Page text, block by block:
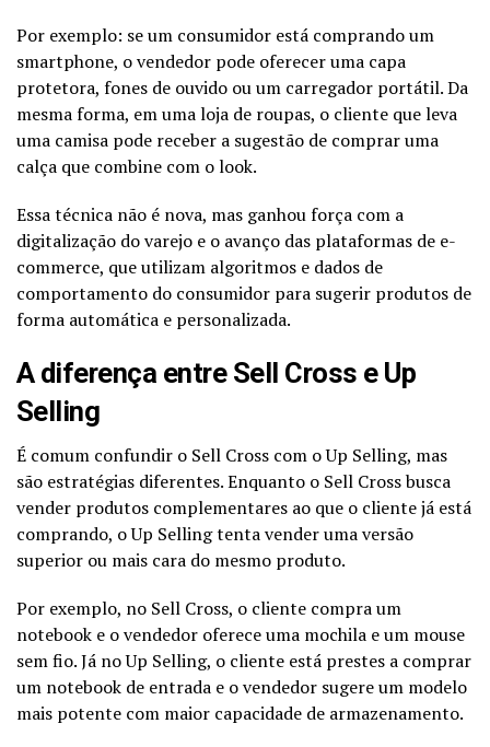
Por exemplo: se um consumidor está comprando um
smartphone, o vendedor pode oferecer uma capa
protetora, fones de ouvido ou um carregador portátil. Da
mesma forma, em uma loja de roupas, o cliente que leva
uma camisa pode receber a sugestão de comprar uma
calça que combine com o look.
Essa técnica não é nova, mas ganhou força com a
digitalização do varejo e o avanço das plataformas de e-
commerce, que utilizam algoritmos e dados de
comportamento do consumidor para sugerir produtos de
forma automática e personalizada.
A diferença entre Sell Cross e Up
Selling
É comum confundir o Sell Cross com o Up Selling, mas
são estratégias diferentes. Enquanto o Sell Cross busca
vender produtos complementares ao que o cliente já está
comprando, o Up Selling tenta vender uma versão
superior ou mais cara do mesmo produto.
Por exemplo, no Sell Cross, o cliente compra um
notebook e o vendedor oferece uma mochila e um mouse
sem fio. Já no Up Selling, o cliente está prestes a comprar
um notebook de entrada e o vendedor sugere um modelo
mais potente com maior capacidade de armazenamento.